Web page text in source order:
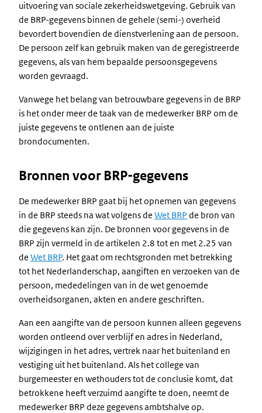
uitvoering van sociale zekerheidswetgeving. Gebruik van
de BRP-gegevens binnen de gehele (semi-) overheid
bevordert bovendien de dienstverlening aan de persoon.
De persoon zelf kan gebruik maken van de geregistreerde
gegevens, als van hem bepaalde persoonsgegevens
worden gevraagd.
Vanwege het belang van betrouwbare gegevens in de BRP
is het onder meer de taak van de medewerker BRP om de
juiste gegevens te ontlenen aan de juiste
brondocumenten.
Bronnen voor BRP-gegevens
De medewerker BRP gaat bij het opnemen van gegevens
in de BRP steeds na wat volgens de Wet BRP de bron van
die gegevens kan zijn. De bronnen voor gegevens in de
BRP zijn vermeld in de artikelen 2.8 tot en met 2.25 van
de Wet BRP. Het gaat om rechtsgronden met betrekking
tot het Nederlanderschap, aangiften en verzoeken van de
persoon, mededelingen van in de wet genoemde
overheidsorganen, akten en andere geschriften.
Aan een aangifte van de persoon kunnen alleen gegevens
worden ontleend over verblijf en adres in Nederland,
wijzigingen in het adres, vertrek naar het buitenland en
vestiging uit het buitenland. Als het college van
burgemeester en wethouders tot de conclusie komt, dat
betrokkene heeft verzuimd aangifte te doen, neemt de
medewerker BRP deze gegevens ambtshalve op.